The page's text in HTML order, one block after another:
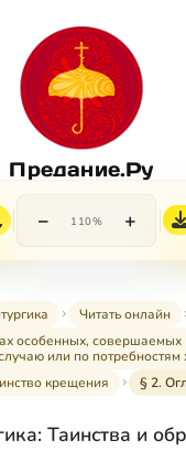
Предание.Ру
− 110% +
Читать онлайн
особенных,
или по потребностям
крещения
§ 2.
Таинства и